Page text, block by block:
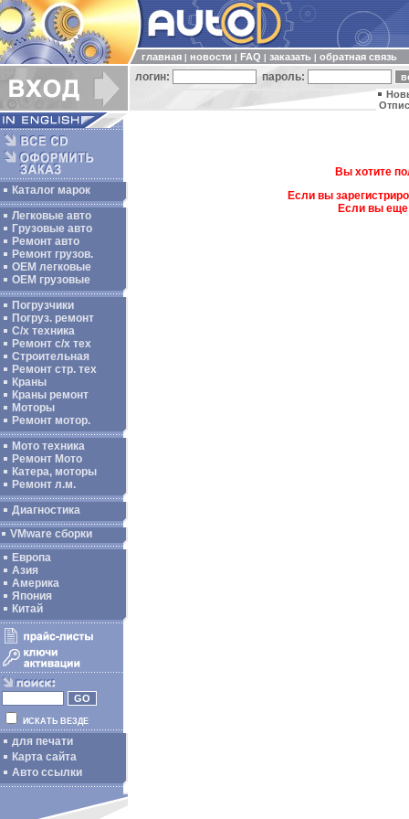
главная новости FAQ заказать обратная связь
логин: пароль:
Каталог марок
Легковые авто
Грузовые авто
Ремонт авто
Ремонт грузов.
ОЕМ легковые
OEM грузовые
Погрузчики
Погруз. ремонт
С/х техника
Ремонт с/х тех
Строительная
Ремонт стр. тех
Краны
Краны ремонт
Моторы
Ремонт мотор.
Мото техника
Ремонт Мото
Катера, моторы
Ремонт л.м.
Диагностика
VMware сборки
Европа
Азия
Америка
Япония
Китай
ИСКАТЬ ВЕЗДЕ
для печати
Карта сайта
Авто ссылки
Вы хотите
Если вы
Если вы еще